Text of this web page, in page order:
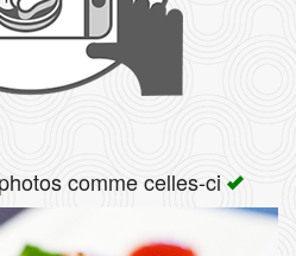
comme celles-ci